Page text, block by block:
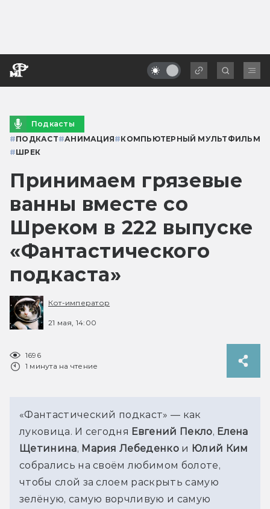
Подкасты
#ПОДКАСТ#АНИМАЦИЯ#КОМПЬЮТЕРНЫЙ МУЛЬТФИЛЬМ
#ШРЕК
Принимаем грязевые
ванны вместе со
Шреком в 222 выпуске
«Фантастического
подкаста»
Кот-император
21 мая, 14:00
1696
1 минута на чтение
«Фантастический подкаст» — как
луковица. И сегодня Евгений Пекло, Елена
Щетинина, Мария Лебеденко и Юлий Ким
собрались на своём любимом болоте,
чтобы слой за слоем раскрыть самую
зелёную, самую ворчливую и самую